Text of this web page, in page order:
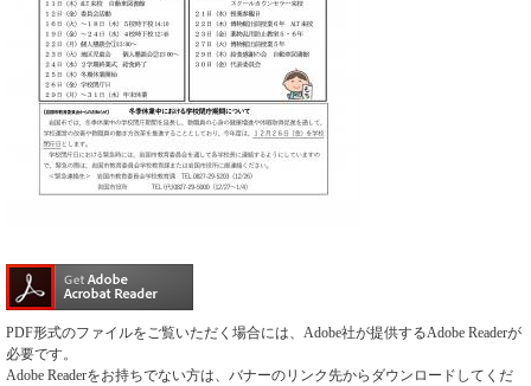
PDF形式のファイルをご覧いただく場合には、Adobe社が提供するAdobe Readerが
必要です。
Adobe Readerをお持ちでない方は、バナーのリンク先からダウンロードしてくだ